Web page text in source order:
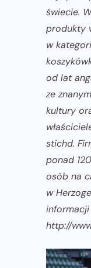
świecie.
produkty
w
od lat
ze
kultury
stichd.
ponad
osób na
w
informacji
http://